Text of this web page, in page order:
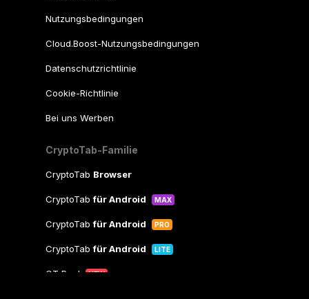
Nutzungsbedingungen
Cloud.Boost-Nutzungsbedingungen
Datenschutzrichtlinie
Cookie-Richtlinie
Bei uns Werben
CryptoTab-Familie
CryptoTab Browser
CryptoTabfür Android MAX
CryptoTabfür Android PRO
CryptoTabfür Android LITE
CT Pool NEW